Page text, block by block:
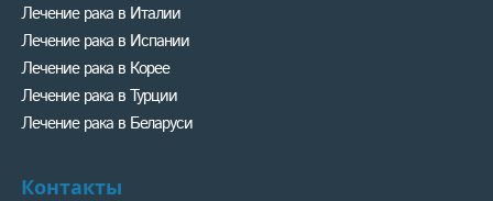
Лечение рака в Италии
Лечение рака в Испании
Лечение рака в Корее
Лечение рака в Турции
Лечение рака в Беларуси
Контакты